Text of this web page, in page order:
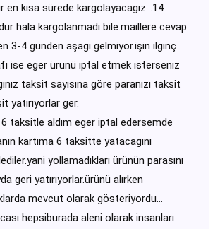
en kısa sürede kargolayacagız…14
hala kargolanmadı bile.maillere cevap
3-4 günden aşagı gelmiyor.işin ilginç
ise eger ürünü iptal etmek isterseniz
taksit sayısına göre paranızı taksit
yatırıyorlar ger.
taksitle aldım eger iptal edersemde
kartıma 6 taksitte yatacagını
yollamadıkları ürünün parasını
geri yatırıyorlar.ürünü alırken
mevcut olarak gösteriyordu…
hepsiburada aleni olarak insanları